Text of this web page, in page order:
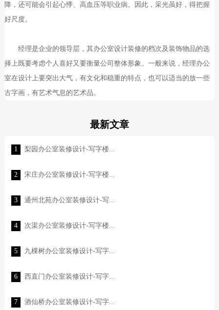
降，还可能会引起心悸、高血压等职业病。因此，采光虽好，得把握
好尺度。
经理是企业的领导层，其办公室设计装修的档次及装饰物品的选
择上既要考虑个人喜好又要衡量公司整体形象。一般来说，经理办公
室在设计上要突出大气，有文化和稳重的特点，也可以适当的放一些
古字画，有艺术气息的艺术品。
最新文章
1 梨园办公室装修设计-写字楼...
2 宋庄办公室装修设计-写字楼...
3 通州北苑办公室装修设计-写...
4 次渠办公室装修设计-写字楼...
5 九棵树办公室装修设计-写字...
6 西直门办公室装修设计-写字...
7 酒仙桥办公室装修设计-写字...